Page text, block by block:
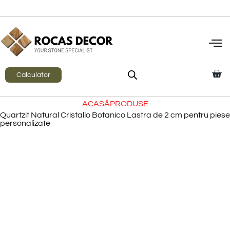
Calculator
ACASĂPRODUSE
Quartzit Natural Cristallo Botanico Lastra de 2 cm pentru piese
personalizate